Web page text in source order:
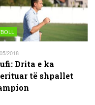
2018
Drita e ka
të shpallet